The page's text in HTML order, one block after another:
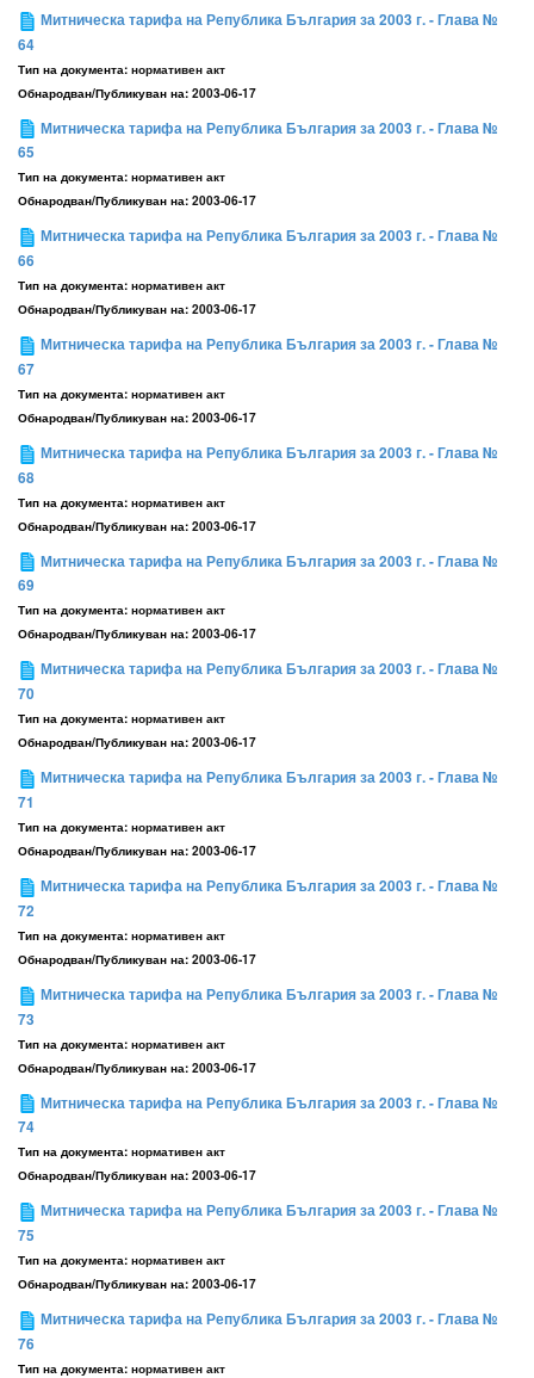
Митническа тарифа на Република България за 2003 г. - Глава №
64
Тип на документа: нормативен акт
Обнародван/Публикуван на: 2003-06-17
Митническа тарифа на Република България за 2003 г. - Глава №
65
Тип на документа: нормативен акт
Обнародван/Публикуван на: 2003-06-17
Митническа тарифа на Република България за 2003 г. - Глава №
66
Тип на документа: нормативен акт
Обнародван/Публикуван на: 2003-06-17
Митническа тарифа на Република България за 2003 г. - Глава №
67
Тип на документа: нормативен акт
Обнародван/Публикуван на: 2003-06-17
Митническа тарифа на Република България за 2003 г. - Глава №
68
Тип на документа: нормативен акт
Обнародван/Публикуван на: 2003-06-17
Митническа тарифа на Република България за 2003 г. - Глава №
69
Тип на документа: нормативен акт
Обнародван/Публикуван на: 2003-06-17
Митническа тарифа на Република България за 2003 г. - Глава №
70
Тип на документа: нормативен акт
Обнародван/Публикуван на: 2003-06-17
Митническа тарифа на Република България за 2003 г. - Глава №
71
Тип на документа: нормативен акт
Обнародван/Публикуван на: 2003-06-17
Митническа тарифа на Република България за 2003 г. - Глава №
72
Тип на документа: нормативен акт
Обнародван/Публикуван на: 2003-06-17
Митническа тарифа на Република България за 2003 г. - Глава №
73
Тип на документа: нормативен акт
Обнародван/Публикуван на: 2003-06-17
Митническа тарифа на Република България за 2003 г. - Глава №
74
Тип на документа: нормативен акт
Обнародван/Публикуван на: 2003-06-17
Митническа тарифа на Република България за 2003 г. - Глава №
75
Тип на документа: нормативен акт
Обнародван/Публикуван на: 2003-06-17
Митническа тарифа на Република България за 2003 г. - Глава №
76
Тип на документа: нормативен акт